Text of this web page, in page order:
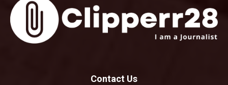
Contact Us